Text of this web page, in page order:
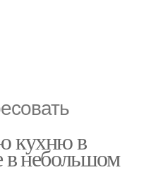
кухню в
в небольшом